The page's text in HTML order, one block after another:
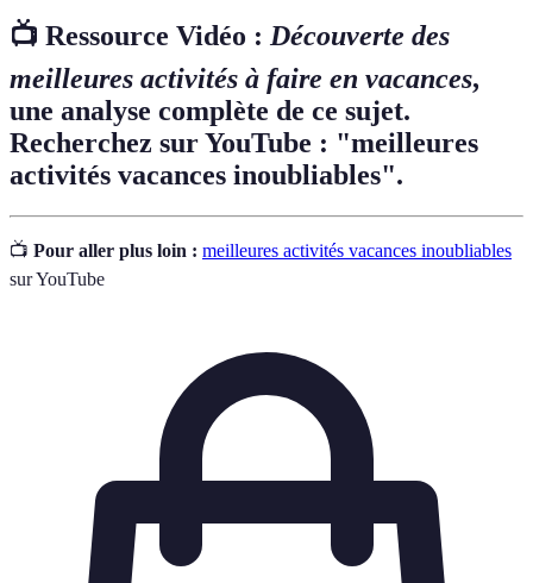
📺 Ressource Vidéo : Découverte des
meilleures activités à faire en vacances,
une analyse complète de ce sujet.
Recherchez sur YouTube : "meilleures
activités vacances inoubliables".
📺 Pour aller plus loin : meilleures activités vacances inoubliables
sur YouTube